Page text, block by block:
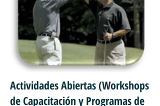
Actividades Abiertas (Workshops
de Capacitación y Programas de